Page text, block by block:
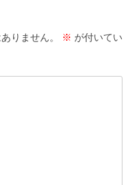
りません。 ※ が付いてい